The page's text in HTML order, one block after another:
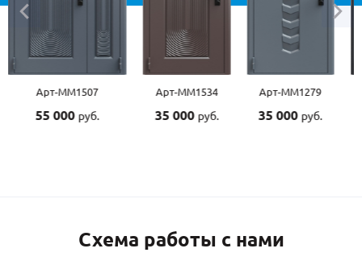
Арт-ММ1507
55 000 руб.
Арт-ММ1534
35 000 руб.
Арт-ММ1279
35 000 руб.
Схема работы с нами